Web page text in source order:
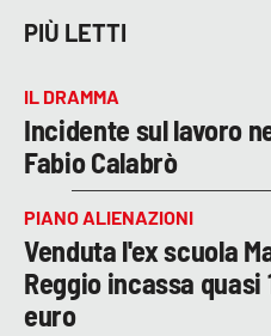
App
ANDROID
APPLE
PIÙ LETTI
IL DRAMMA
Incidente sul lavoro
Fabio Calabrò
PIANO ALIENAZIONI
Venduta l'ex scuola
Reggio incassa quasi
euro